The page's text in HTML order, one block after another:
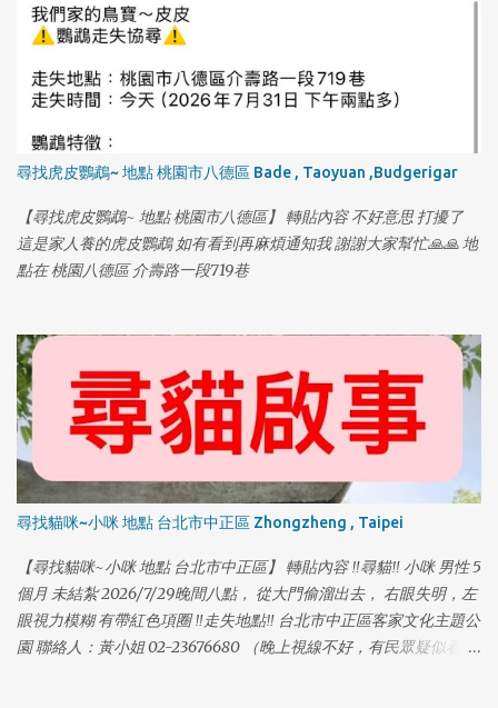
尋找虎皮鸚鵡~ 地點 桃園市八德區 Bade , Taoyuan ,Budgerigar
【尋找虎皮鸚鵡~ 地點 桃園市八德區】 轉貼內容 不好意思 打擾了
這是家人養的虎皮鸚鵡 如有看到再麻煩通知我 謝謝大家幫忙🙏🙏 地
點在 桃園八德區 介壽路一段719巷
尋找貓咪~小咪 地點 台北市中正區 Zhongzheng , Taipei
【尋找貓咪~小咪 地點 台北市中正區】 轉貼內容 ‼️尋貓‼️ 小咪 男性 5
個月 未結紮 2026/7/29晚間八點， 從大門偷溜出去， 右眼失明，左
眼視力模糊 有帶紅色項圈 ‼️走失地點‼️ 台北市中正區客家文化主題公
園 聯絡人：黃小姐 02-23676680 （晚上視線不好，有民眾疑似看到